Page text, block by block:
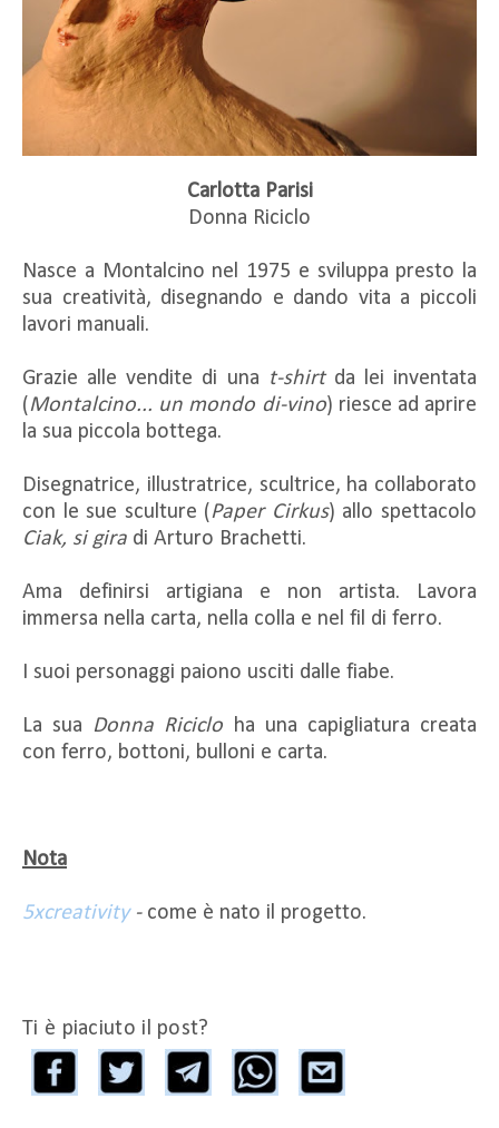
Carlotta Parisi
Donna Riciclo
Nasce a Montalcino nel 1975 e sviluppa presto la
sua creatività, disegnando e dando vita a piccoli
lavori manuali.
Grazie alle vendite di una t-shirtda lei inventata
(Montalcino... un mondo di-vino) riesce ad aprire
la sua piccola bottega.
Disegnatrice, illustratrice, scultrice, ha collaborato
con le sue sculture (Paper Cirkus) allo spettacolo
Ciak, si gira di Arturo Brachetti.
Ama definirsi artigiana e non artista. Lavora
immersa nella carta, nella colla e nel fil di ferro.
I suoi personaggi paiono usciti dalle fiabe.
La sua Donna Riciclo ha una capigliatura creata
con ferro, bottoni, bulloni e carta.
Nota
5xcreativity- come è nato il progetto.
Ti è piaciuto il post?